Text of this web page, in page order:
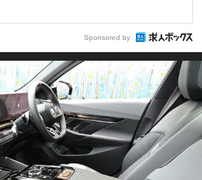
Sponsored by